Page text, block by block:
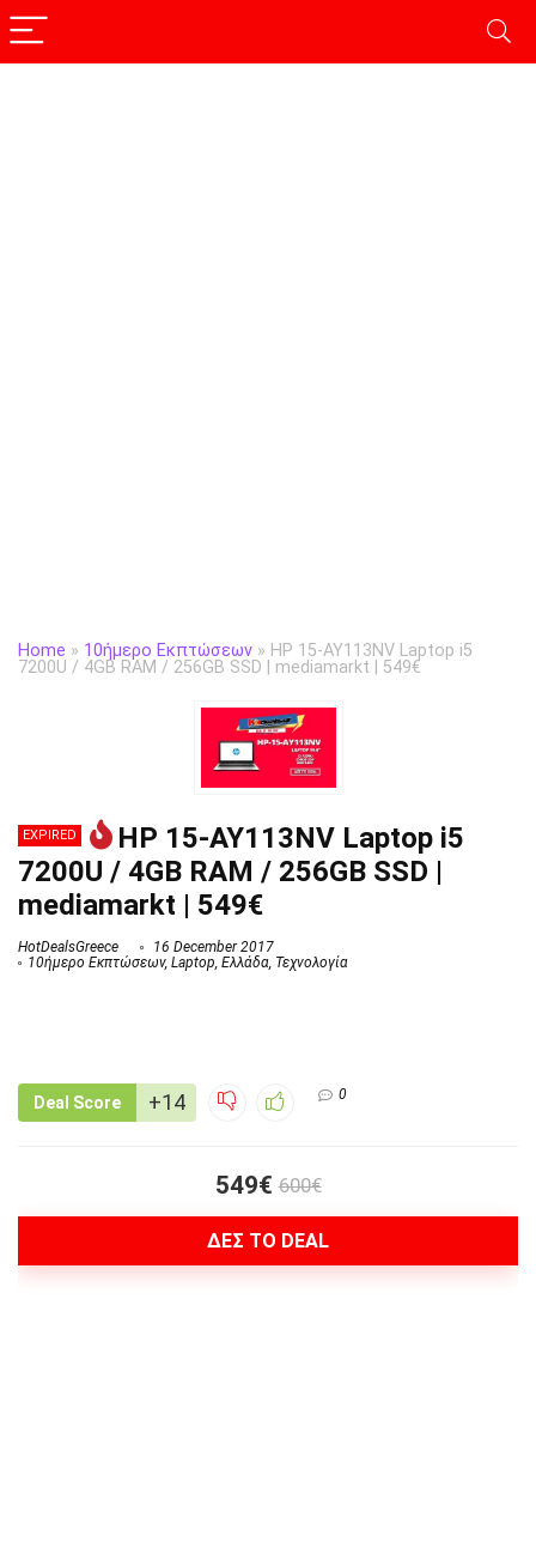
Home » 10ήμερο Εκπτώσεων » HP 15-AY113NV Laptop i5
7200U / 4GB RAM / 256GB SSD | mediamarkt | 549€
EXPIRED
HP 15-AY113NV Laptop i5
7200U / 4GB RAM / 256GB SSD |
mediamarkt | 549€
HotDealsGreece
16 December 2017
10ήμερο Εκπτώσεων, Laptop, Ελλάδα, Τεχνολογία
Deal Score +14 0
549€ 600€
ΔΕΣ ΤΟ DEAL